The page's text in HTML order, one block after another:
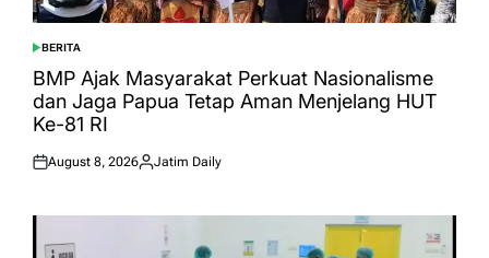
POSTED
IN
BERITA
BMP Ajak Masyarakat Perkuat Nasionalisme
dan Jaga Papua Tetap Aman Menjelang HUT
Ke-81 RI
Posted
August 8, 2026
Posted
Jatim Daily